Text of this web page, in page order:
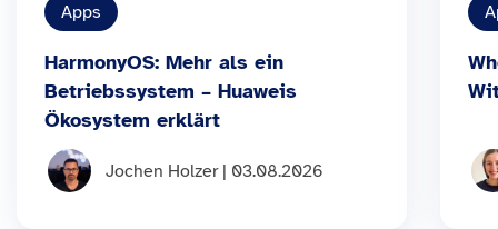
Apps
HarmonyOS: Mehr als ein
Betriebssystem – Huaweis
Ökosystem erklärt
Jochen Holzer | 03.08.2026